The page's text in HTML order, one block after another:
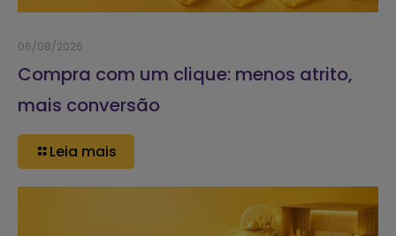
06/08/2026
Compra com um clique: menos atrito,
mais conversão
Leia mais